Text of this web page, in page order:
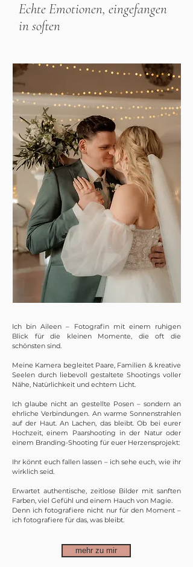
Tönen.
Echte Emotionen, eingefangen
in soften
Ich bin Aileen – Fotografin mit einem ruhigen
Blick für die kleinen Momente, die oft die
schönsten sind.
Meine Kamera begleitet Paare, Familien & kreative
Seelen durch liebevoll gestaltete Shootings voller
Nähe, Natürlichkeit und echtem Licht.
Ich glaube nicht an gestellte Posen – sondern an
ehrliche Verbindungen. An warme Sonnenstrahlen
auf der Haut. An Lachen, das bleibt.Ob bei eurer
Hochzeit, einem Paarshooting in der Natur oder
einem Branding-Shooting für euer Herzensprojekt:
Ihr könnt euch fallen lassen – ich sehe euch, wie ihr
wirklich seid.
Erwartet authentische, zeitlose Bilder mit sanften
Farben, viel Gefühl und einem Hauch von Magie.
Denn ich fotografiere nicht nur für den Moment –
ich fotografiere für das, was bleibt.
mehr zu mir